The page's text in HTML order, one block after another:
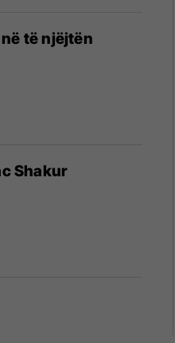
të njëjtën
Shakur